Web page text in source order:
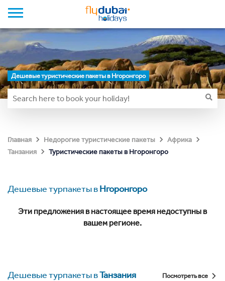
Дешевые туристические пакеты в Нгоронгоро
Главная Недорогие туристические пакеты
Африка
Танзания
Туристические пакеты в Нгоронгоро
Дешевые турпакеты вНгоронгоро
Эти предложения в настоящее время недоступны в
вашем регионе.
Дешевые турпакеты вТанзания Посмотреть все